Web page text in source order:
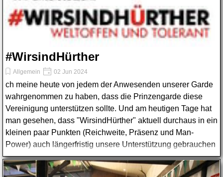
#WirsindHürther
Allgemein 02 Jun 2024
ch meine heute von jedem der Anwesenden unserer Garde
wahrgenommen zu haben, dass die Prinzengarde diese
Vereinigung unterstützen sollte. Und am heutigen Tage hat
man gesehen, dass "WirsindHürther" aktuell durchaus in ein
kleinen paar Punkten (Reichweite, Präsenz und Man-
Power) auch längerfristig unsere Unterstützung gebrauchen
kann.